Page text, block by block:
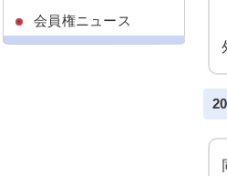
会員権ニュース